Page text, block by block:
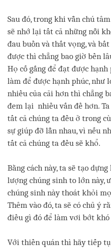
Sau đó, trong khi vẫn chú
sẽ nhớ lại tất cả những nỗi
đau buồn và thất vọng, và
được thì chẳng bao giờ bền
Họ cố gắng để đạt được
làm để được hạnh phúc, như
nhiều của cải hơn thì chẳng
đem lại nhiều vấn đề hơn.
tất cả chúng ta đều ở trong
sự giúp đỡ lẫn nhau, vì nếu
tất cả chúng ta đều sẽ khổ.
Bằng cách này, ta sẽ tạo
lượng chúng sinh to lớn này,
chúng sinh này thoát khỏi
Thêm vào đó, ta sẽ có chủ ý
điều gì đó để làm vơi bớt khó
Với thiền quán thì hãy tiếp